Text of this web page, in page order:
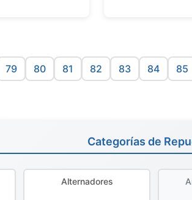
79 80 81 82 83 84 85
Categorías de
Alternadores